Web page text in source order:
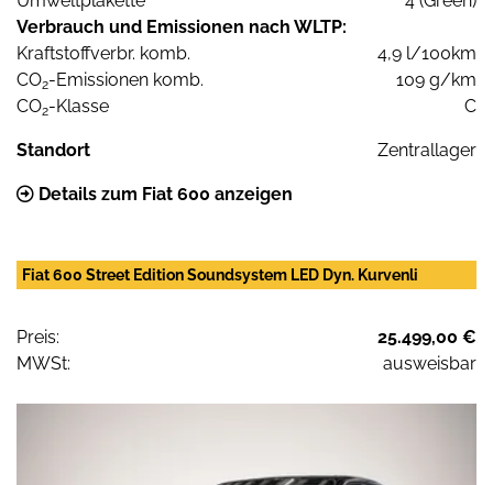
Verbrauch und Emissionen nach WLTP:
Kraftstoffverbr. komb.
4,9 l/100km
CO2-Emissionen komb.
109 g/km
CO2-Klasse C
Standort Zentrallager
Details zum Fiat 600 anzeigen
Fiat 600 Street Edition Soundsystem LED Dyn. Kurvenli
Preis:
25.499,00 €
MWSt:
ausweisbar